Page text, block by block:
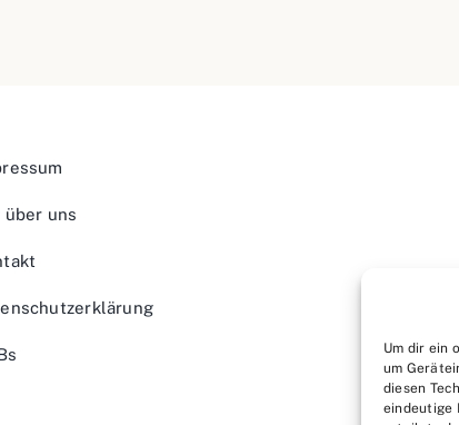
Um dir ein
um
diesen
eindeutige
über uns